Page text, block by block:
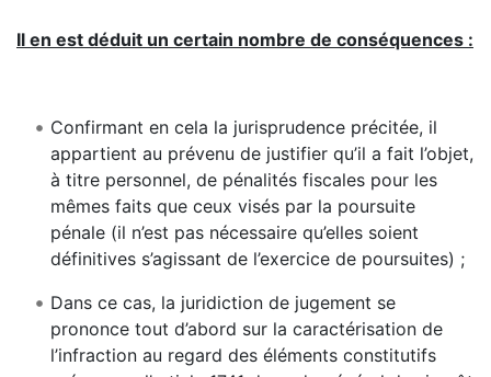
Il en est déduit un certain nombre de conséquences :
Confirmant en cela la jurisprudence précitée, il
appartient au prévenu de justifier qu’il a fait l’objet,
à titre personnel, de pénalités fiscales pour les
mêmes faits que ceux visés par la poursuite
pénale (il n’est pas nécessaire qu’elles soient
définitives s’agissant de l’exercice de poursuites) ;
Dans ce cas, la juridiction de jugement se
prononce tout d’abord sur la caractérisation de
l’infraction au regard des éléments constitutifs